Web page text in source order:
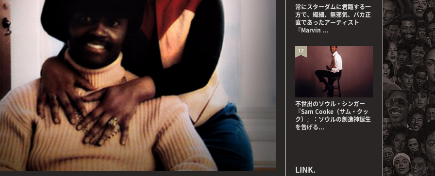
常にスターダムに君臨する一
方で、繊細、無邪気、バカ正
直であったアーティスト
『Marvin ...
不世出のソウル・シンガー
『Sam Cooke（サム・クッ
ク）』：ソウルの創造神誕生
を告げる...
12
LINK.